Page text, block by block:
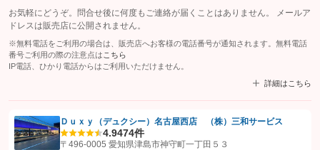
お気軽にどうぞ。問合せ後に何度もご連絡が届くことはありません。 メールア
ドレスは販売店に公開されません。
※無料電話をご利用の場合は、販売店へお客様の電話番号が通知されます。無料電話
番号ご利用の際の注意点は こちら
IP電話、ひかり電話からはご利用いただけません。
詳細はこちら
【STEP1】認証画面でグーネットを友だち追加してから「許可する」ボタンを押
Ｄｕｘｙ（デュクシー）名古屋西店 （株）三和サービス
4.9474件
〒496-0005 愛知県津島市神守町一丁田５３